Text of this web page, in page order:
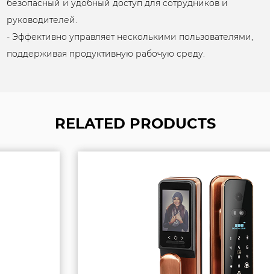
безопасный и удобный доступ для сотрудников и
руководителей.
- Эффективно управляет несколькими пользователями,
поддерживая продуктивную рабочую среду.
RELATED PRODUCTS